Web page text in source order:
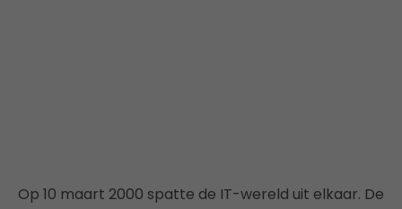
Op 10 maart 2000 spatte de IT-wereld uit elkaar. De